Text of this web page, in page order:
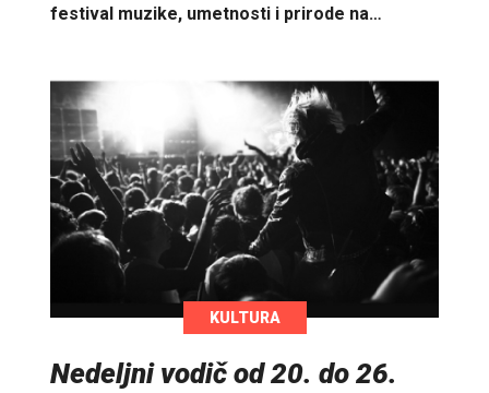
festival muzike, umetnosti i prirode na…
KULTURA
Nedeljni vodič od 20. do 26.